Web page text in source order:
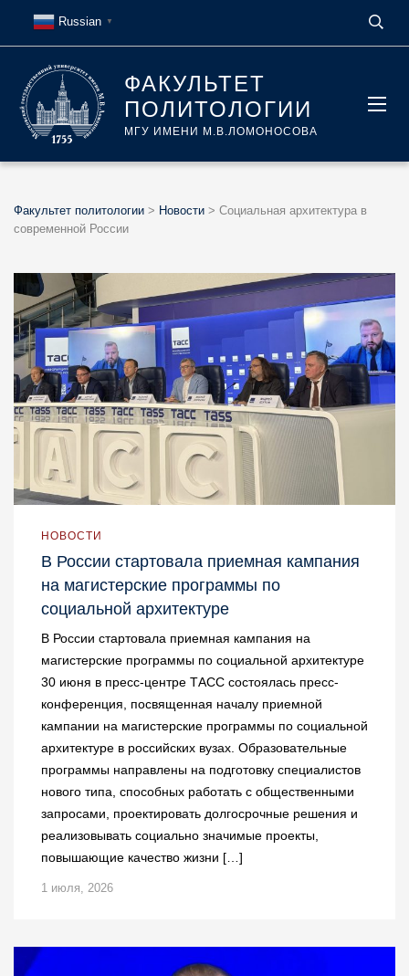
ФАКУЛЬТЕТ
ПОЛИТОЛОГИИ
МГУ ИМЕНИ М.В.ЛОМОНОСОВА
Факультет политологии > Новости > Социальная архитектура в
современной России
НОВОСТИ
В России стартовала приемная кампания
на магистерские программы по
социальной архитектуре
В России стартовала приемная кампания на
магистерские программы по социальной архитектуре
30 июня в пресс-центре ТАСС состоялась пресс-
конференция, посвященная началу приемной
кампании на магистерские программы по социальной
архитектуре в российских вузах. Образовательные
программы направлены на подготовку специалистов
нового типа, способных работать с общественными
запросами, проектировать долгосрочные решения и
реализовывать социально значимые проекты,
повышающие качество жизни […]
1 июля, 2026
Russian ▼